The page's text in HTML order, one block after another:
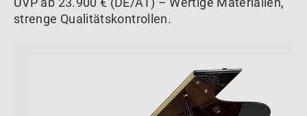
strenge Qualitätskontrollen.